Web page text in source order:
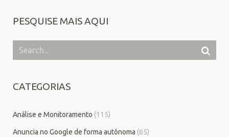
PESQUISE MAIS AQUI
CATEGORIAS
Análise e Monitoramento (115)
Anuncia no Google de forma autônoma (65)